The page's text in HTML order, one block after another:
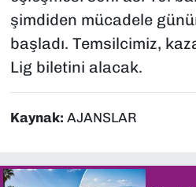
şimdiden mücadele
başladı. Temsilcimiz,
Lig biletini alacak.
Kaynak: AJANSLAR